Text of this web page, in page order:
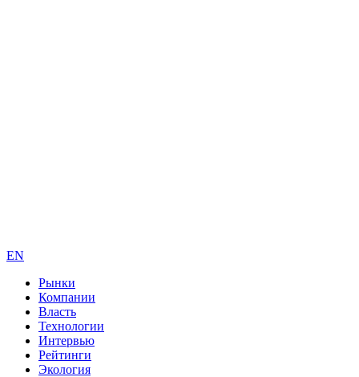
EN
Рынки
Компании
Власть
Технологии
Интервью
Рейтинги
Экология